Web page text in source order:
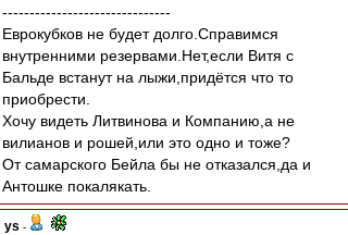
-------------------------------
Еврокубков не будет долго.Справимся
внутренними резервами.Нет,если Витя с
Бальде встанут на лыжи,придётся что то
приобрести.
Хочу видеть Литвинова и Компанию,а не
вилианов и рошей,или это одно и тоже?
От самарского Бейла бы не отказался,да и
Антошке покалякать.
ys -